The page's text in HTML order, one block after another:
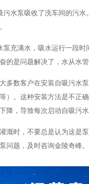
水泵吸收了洗车间的污
充满水，吸水运行一段
的是问题解决了，水从水管
大多数客户在安装自吸污水
）。这种安装方法是不正
降，导致每次启动自吸污水
溉时，不要总是认为这是
问题，及时咨询金陵奇峰。